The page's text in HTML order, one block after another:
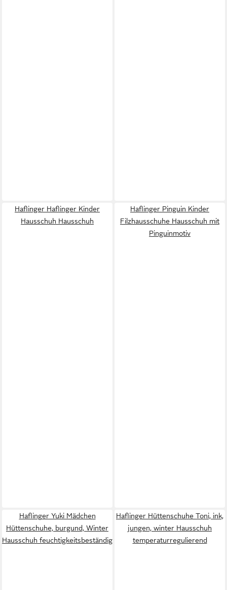
Haflinger Haflinger Kinder
Hausschuh Hausschuh
Haflinger Pinguin Kinder
Filzhausschuhe Hausschuh mit
Pinguinmotiv
Haflinger Yuki Mädchen
Hüttenschuhe, burgund, Winter
Hausschuh feuchtigkeitsbeständig
Haflinger Hüttenschuhe Toni, ink,
jungen, winter Hausschuh
temperaturregulierend